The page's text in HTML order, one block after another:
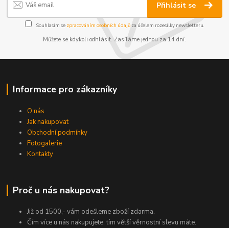
Přihlásit se
Souhlasím se zpracováním osobních údajůza účelem rozesílky newsletteru.
Můžete se kdykoli odhlásit. Zasíláme jednou za 14 dní.
Informace pro zákazníky
O nás
Jak nakupovat
Obchodní podmínky
Fotogalerie
Kontakty
Proč u nás nakupovat?
Již od 1500,- vám odešleme zboží zdarma.
Čím více u nás nakupujete, tím větší věrnostní slevu máte.